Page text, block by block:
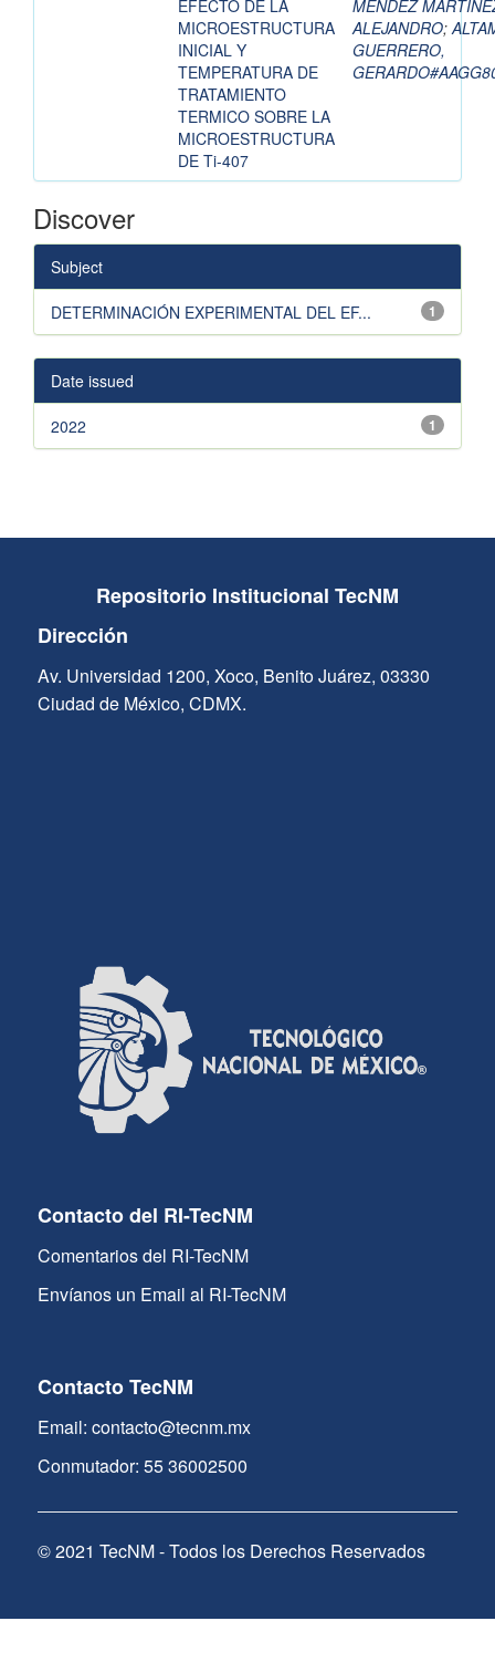
EFECTO DE LA
MICROESTRUCTURA
INICIAL Y
TEMPERATURA DE
TRATAMIENTO
TERMICO SOBRE LA
MICROESTRUCTURA
DE Ti-407
MENDEZ
ALEJANDRO;
GUERRERO,
Discover
Subject
1
DETERMINACIÓN EXPERIMENTAL DEL EF...
Date issued
1
2022
Repositorio Institucional TecNM
Dirección
Av. Universidad 1200, Xoco, Benito Juárez, 03330
Ciudad de México, CDMX.
Contacto del RI-TecNM
Comentarios del RI-TecNM
Envíanos un Email al RI-TecNM
Contacto TecNM
Email: contacto@tecnm.mx
Conmutador: 55 36002500
© 2021 TecNM - Todos los Derechos Reservados